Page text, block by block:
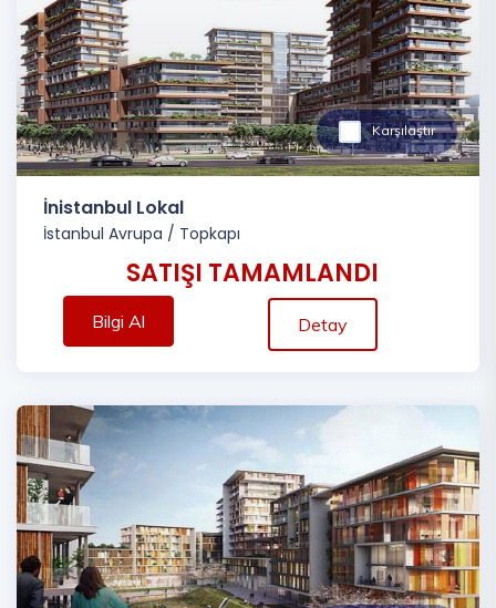
Karşılaştır
İnistanbul Lokal
İstanbul Avrupa / Topkapı
SATIŞI TAMAMLANDI
Bilgi Al Detay